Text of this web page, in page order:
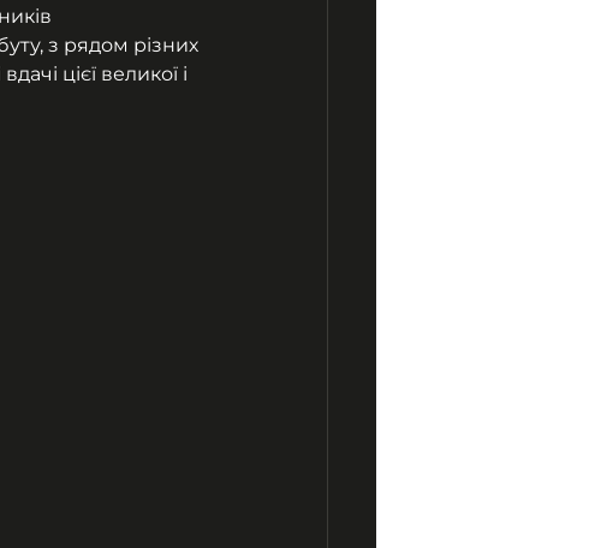
з рядом різних
цієї великої і